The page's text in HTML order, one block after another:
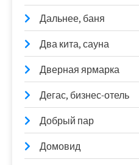
Дальнее, баня
Два кита, сауна
Дверная ярмарка
Дегас, бизнес-отель
Добрый пар
Домовид